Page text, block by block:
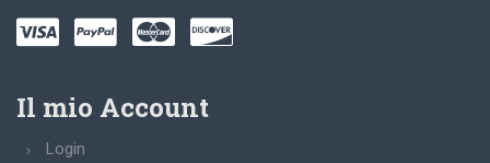
Il mio Account
Login